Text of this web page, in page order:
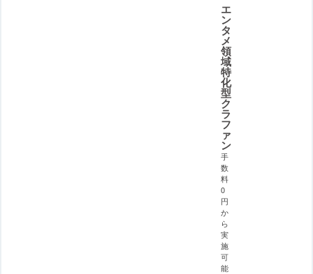
エ
ン
タ
メ
領
域
特
化
型
ク
ラ
フ
ァ
ン
手
数
料
0
円
か
ら
実
施
可
能